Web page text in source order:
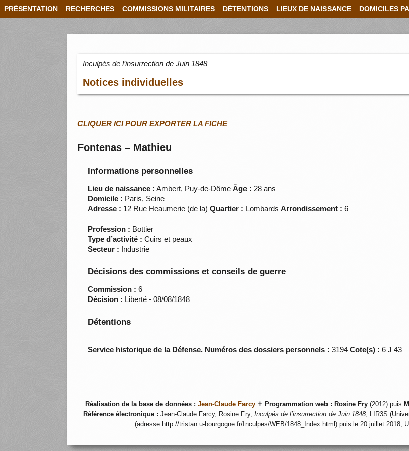
PRÉSENTATION RECHERCHES COMMISSIONS MILITAIRES DÉTENTIONS LIEUX DE NAISSANCE DOMICILES
Inculpés de l’insurrection de Juin 1848
Notices individuelles
CLIQUER ICI POUR EXPORTER LA FICHE
Fontenas – Mathieu
Informations personnelles
Lieu de naissance : Ambert, Puy-de-Dôme Âge : 28 ans
Domicile : Paris, Seine
Adresse : 12 Rue Heaumerie (de la)Quartier : LombardsArrondissement : 6
Profession : Bottier
Type d’activité : Cuirs et peaux
Secteur : Industrie
Décisions des commissions et conseils de guerre
Commission : 6
Décision : Liberté - 08/08/1848
Détentions
Service historique de la Défense. Numéros des dossiers personnels :3194Cote(s) : 6 J 43
Réalisation de la base de données : Jean-Claude Farcy✝ Programmation web : Rosine Fry(2012) puis
Référence électronique : Jean-Claude Farcy, Rosine Fry, Inculpés de l’insurrection de Juin 1848, LIR3S
(adresse http://tristan.u-bourgogne.fr/Inculpes/WEB/1848_Index.html) puis le 20 juillet 2018,